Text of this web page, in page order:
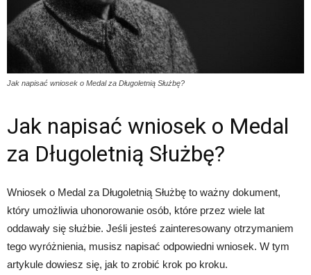
Jak napisać wniosek o Medal za Długoletnią Służbę?
Jak napisać wniosek o Medal
za Długoletnią Służbę?
Wniosek o Medal za Długoletnią Służbę to ważny dokument,
który umożliwia uhonorowanie osób, które przez wiele lat
oddawały się służbie. Jeśli jesteś zainteresowany otrzymaniem
tego wyróżnienia, musisz napisać odpowiedni wniosek. W tym
artykule dowiesz się, jak to zrobić krok po kroku.